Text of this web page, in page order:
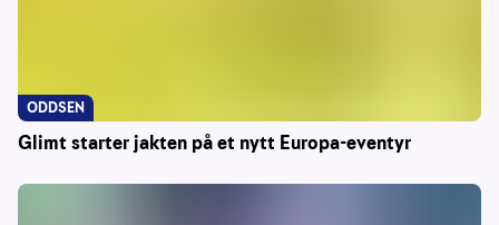
Glimt starter jakten på et nytt Europa-eventyr
ODDSEN